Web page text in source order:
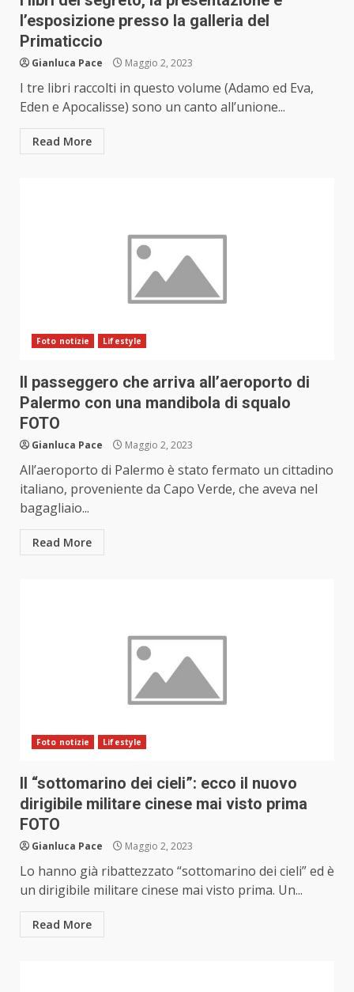
l’esposizione presso la galleria del
Primaticcio
Gianluca Pace Maggio 2, 2023
I tre libri raccolti in questo volume (Adamo ed Eva,
Eden e Apocalisse) sono un canto all’unione...
Read More
Foto notizie Lifestyle
Il passeggero che arriva all’aeroporto di
Palermo con una mandibola di squalo
FOTO
Gianluca Pace Maggio 2, 2023
All’aeroporto di Palermo è stato fermato un cittadino
italiano, proveniente da Capo Verde, che aveva nel
bagagliaio...
Read More
Foto notizie Lifestyle
Il “sottomarino dei cieli”: ecco il nuovo
dirigibile militare cinese mai visto prima
FOTO
Gianluca Pace Maggio 2, 2023
Lo hanno già ribattezzato “sottomarino dei cieli” ed è
un dirigibile militare cinese mai visto prima. Un...
Read More